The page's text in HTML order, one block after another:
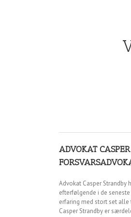
ADVOKAT
Advokat Casper Strandby
efterfølgende i de
erfaring med stort set alle
Casper Strandby er